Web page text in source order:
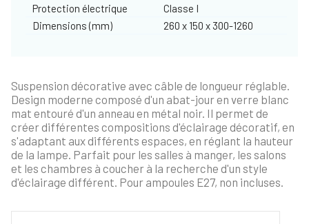
Protection électrique
Classe I
Dimensions (mm)
260 x 150 x 300-1260
Suspension décorative avec câble de longueur réglable.
Design moderne composé d'un abat-jour en verre blanc
mat entouré d'un anneau en métal noir. Il permet de
créer différentes compositions d'éclairage décoratif, en
s'adaptant aux différents espaces, en réglant la hauteur
de la lampe. Parfait pour les salles à manger, les salons
et les chambres à coucher à la recherche d'un style
d'éclairage différent. Pour ampoules E27, non incluses.